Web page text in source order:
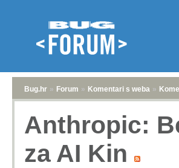
Bug.hr » Forum » Komentari s weba »
Anthropic:
za AI Kin